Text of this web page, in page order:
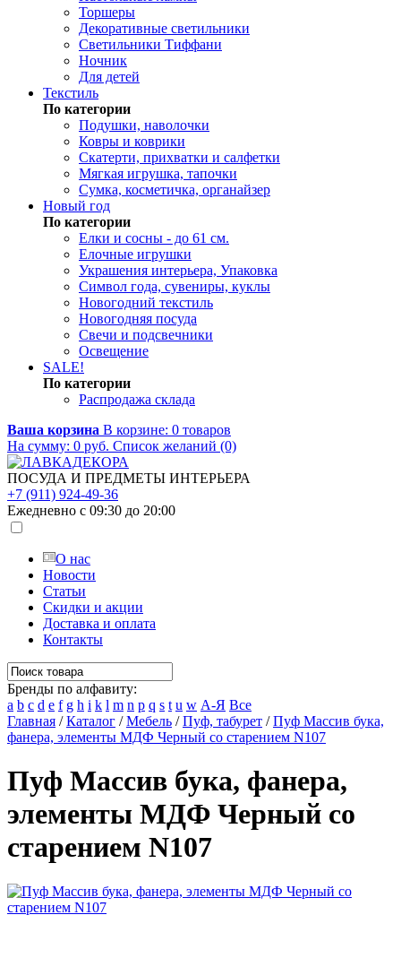
Торшеры
Декоративные светильники
Светильники Тиффани
Ночник
Для детей
Текстиль
По категории
Подушки, наволочки
Ковры и коврики
Скатерти, прихватки и салфетки
Мягкая игрушка, тапочки
Сумка, косметичка, органайзер
Новый год
По категории
Елки и сосны - до 61 см.
Елочные игрушки
Украшения интерьера, Упаковка
Символ года, сувениры, куклы
Новогодний текстиль
Новогодняя посуда
Свечи и подсвечники
Освещение
SALE!
По категории
Распродажа склада
Ваша корзина В корзине: 0 товаров
На сумму: 0 руб. Список желаний (0)
ПОСУДА И ПРЕДМЕТЫ ИНТЕРЬЕРА
+7 (911) 924-49-36
Ежедневно с 09:30 до 20:00
О нас
Новости
Статьи
Скидки и акции
Доставка и оплата
Контакты
Бренды по алфавиту:
a b c d e f g h i k l m n p q s t u w А-Я Все
Главная /Каталог /Мебель /Пуф, табурет /Пуф Массив бука,
фанера, элементы МДФ Черный со старением N107
Пуф Массив бука, фанера,
элементы МДФ Черный со
старением N107